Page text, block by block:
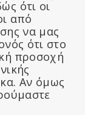
ότι οι
από
να μας
ότι στο
προσοχή
Αν όμως